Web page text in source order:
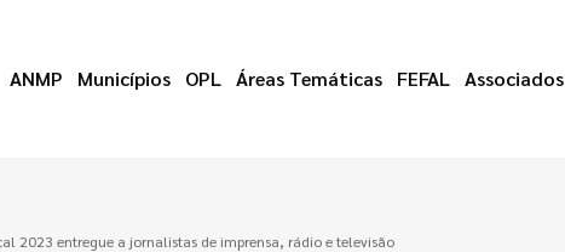
ANMP Municípios OPL Áreas Temáticas FEFAL Associados
2023 entregue a jornalistas de imprensa, rádio e televisão